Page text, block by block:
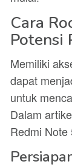
Cara
Potensi
Memiliki
dapat
untuk
Dalam
Redmi